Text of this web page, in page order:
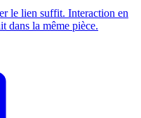
le lien suffit. Interaction en
dans la même pièce.